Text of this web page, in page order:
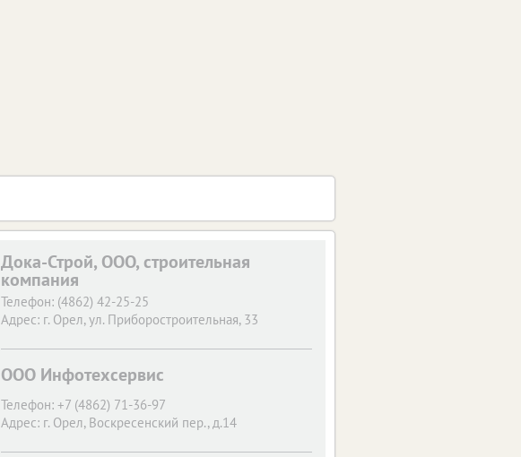
Дока-Строй, ООО, строительная
компания
Телефон: (4862) 42-25-25
Адрес: г. Орел, ул. Приборостроительная, 33
ООО Инфотехсервис
Телефон: +7 (4862) 71-36-97
Адрес: г. Орел, Воскресенский пер., д.14